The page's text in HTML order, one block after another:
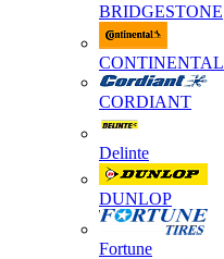
BRIDGESTONE
CONTINENTAL
CORDIANT
Delinte
DUNLOP
Fortune